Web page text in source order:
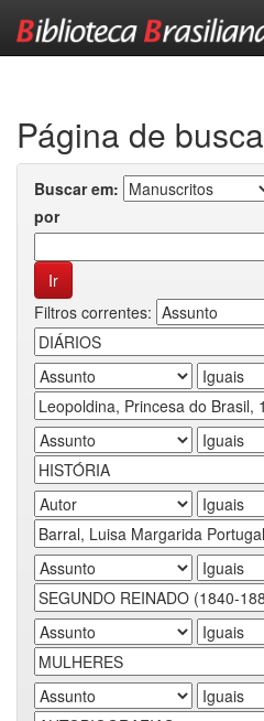
Página de busca
Buscar em:
por
Filtros correntes: